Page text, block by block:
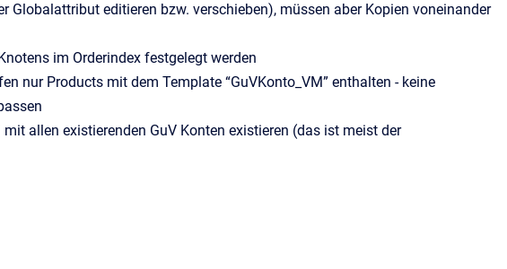
Globalattribut editieren bzw. verschieben), müssen aber Kopien voneinander
im Orderindex festgelegt werden
nur Products mit dem Template “GuVKonto_VM” enthalten - keine
allen existierenden GuV Konten existieren (das ist meist der